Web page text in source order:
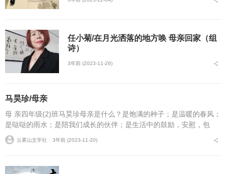
任小菊/在月光洒落的地方唤 母亲回家（组
诗）
3年前 (2023-11-26)
马昊珍/母亲
母 亲四年级(2)班马昊珍母亲是什么？是饱满的种子；是温暖的春风；
是哒哒的雨水；是陪我们成长的伙伴；是生活中的鼓励，安慰，包
容……是人生必不可缺的温暖。...
云雾山文学社 ⋅ 3年前 (2023-11-20)